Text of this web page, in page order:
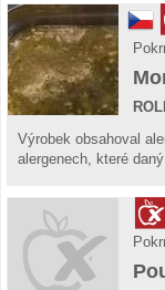
Výrobek obsahoval
alergenech, které